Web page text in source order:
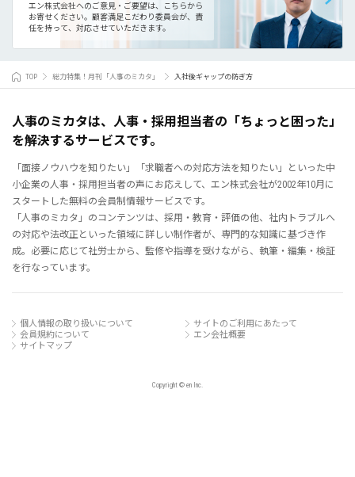
エン株式会社へのご意見・ご要望は、こちらから
お寄せください。 顧客満足こだわり委員会が、責
任を持って、対応させていただきます。
TOP 総力特集！月刊「人事のミカタ」 入社後ギャップの防ぎ方
人事のミカタは、人事・採用担当者の「ちょっと困った」
を解決するサービスです。
「面接ノウハウを知りたい」「求職者への対応方法を知りたい」といった中
小企業の人事・採用担当者の声にお応えして、エン株式会社が2002年10月に
スタートした無料の会員制情報サービスです。
「人事のミカタ」のコンテンツは、採用・教育・評価の他、社内トラブルへ
の対応や法改正といった領域に詳しい制作者が、専門的な知識に基づき作
成。必要に応じて社労士から、監修や指導を受けながら、執筆・編集・検証
を行なっています。
個人情報の取り扱いについて
サイトのご利用にあたって
会員規約について
エン会社概要
サイトマップ
Copyright © en Inc.